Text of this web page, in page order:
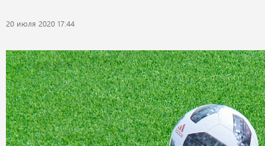
20 июля 2020 17:44